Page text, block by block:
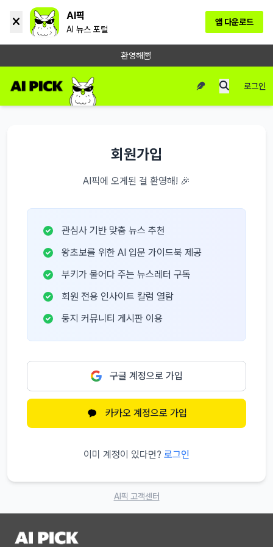
AI픽
AI 뉴스 포털
앱 다운로드
환영해🦉
로그인
회원가입
AI픽에 오게된 걸 환영해! 🎉
관심사 기반 맞춤 뉴스 추천
왕초보를 위한 AI 입문 가이드북 제공
부키가 물어다 주는 뉴스레터 구독
회원 전용 인사이트 칼럼 열람
둥지 커뮤니티 게시판 이용
구글 계정으로 가입
카카오 계정으로 가입
이미 계정이 있다면? 로그인
AI픽 고객센터